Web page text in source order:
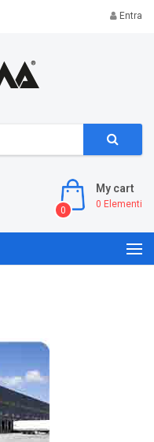
Entra
My cart
0 Elementi
0